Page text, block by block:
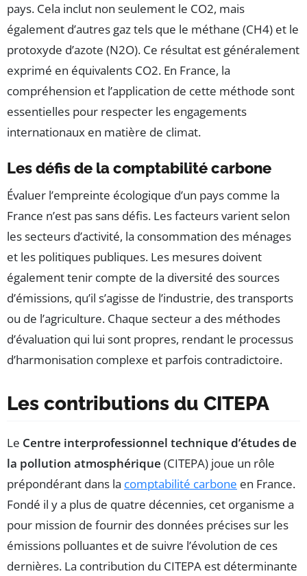
pays. Cela inclut non seulement le CO2, mais
également d’autres gaz tels que le méthane (CH4) et le
protoxyde d’azote (N2O). Ce résultat est généralement
exprimé en équivalents CO2. En France, la
compréhension et l’application de cette méthode sont
essentielles pour respecter les engagements
internationaux en matière de climat.
Les défis de la comptabilité carbone
Évaluer l’empreinte écologique d’un pays comme la
France n’est pas sans défis. Les facteurs varient selon
les secteurs d’activité, la consommation des ménages
et les politiques publiques. Les mesures doivent
également tenir compte de la diversité des sources
d’émissions, qu’il s’agisse de l’industrie, des transports
ou de l’agriculture. Chaque secteur a des méthodes
d’évaluation qui lui sont propres, rendant le processus
d’harmonisation complexe et parfois contradictoire.
Les contributions du CITEPA
Le Centre interprofessionnel technique d’études de
la pollution atmosphérique (CITEPA) joue un rôle
prépondérant dans la comptabilité carbone en France.
Fondé il y a plus de quatre décennies, cet organisme a
pour mission de fournir des données précises sur les
émissions polluantes et de suivre l’évolution de ces
dernières. La contribution du CITEPA est déterminante